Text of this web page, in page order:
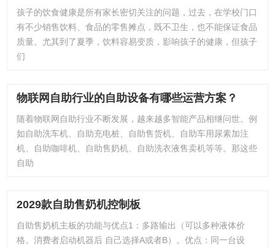
孩子的饮食健康是所有家长密切关注的问题，过去，在学校门口
有不少销售饮料、食品的零售摊点，既不卫生，也不能保证食品
质量。尤其到了夏季，饮料容易变质，影响孩子的健康，但孩子
们
物联网自助行业的自助设备有哪些运营方案？
随着物联网自助行业不断发展，越来越多智能产品相继问世。例
如自助洗车机、自助充电桩、自助售货机、自助车用尿素加注
机、自助咖啡机、自助售奶机、自助洗衣液售卖机等等。那这些
自助
2029款自助售奶机控制板
自助售奶机主板的功能与优点1：多路输出（可以多种液体价
格。消费者启动机器后 自己选择A或者B）。优点：同一台设